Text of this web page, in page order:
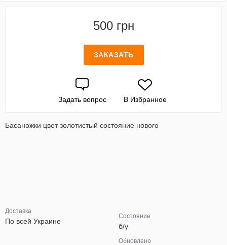
500 грн
ЗАКАЗАТЬ
Задать вопрос В Избранное
Басаножки цвет золотистый состояние нового
Доставка
По всей Украине
Состояние
б/у
Обновлено